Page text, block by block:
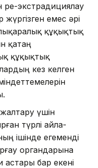
ре-экстрадициялау
емес әрі
құқықтық
қатаң
құқықтық
кез келген
үшін
түрлі айла-
ішінде егеменді
органдарына
бар екені